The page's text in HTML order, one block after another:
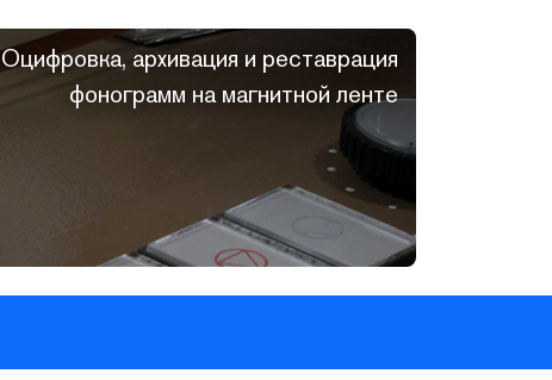
Оцифровка, архивация и реставрация
фонограмм на магнитной ленте